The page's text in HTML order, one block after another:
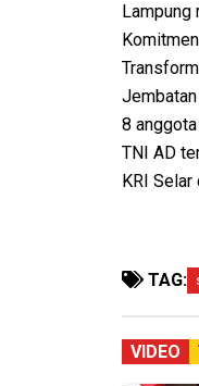
8
TNI AD
KRI
TAG:
VIDEO